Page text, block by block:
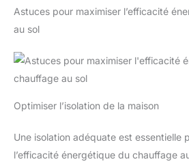
Astuces pour maximiser l’efficacité
au sol
Optimiser l’isolation de la maison
Une isolation adéquate est essentielle
l’efficacité énergétique du chauffage